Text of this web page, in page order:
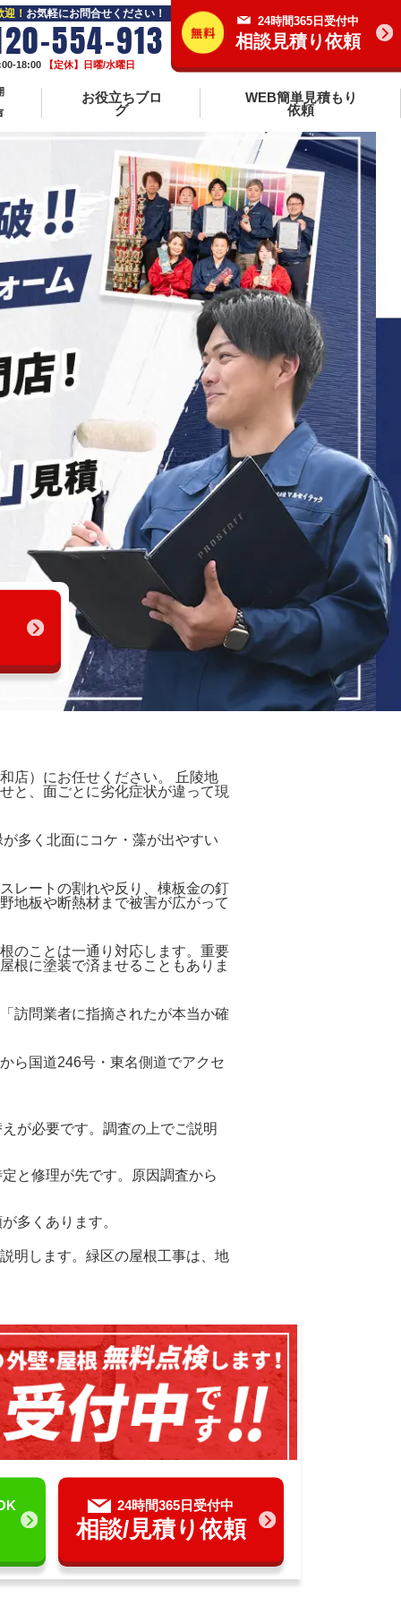
！ お気軽にお問合せください！
554-913
18:00 【定休】日曜/水曜日
24時間365日受付中
相談見積り依頼
お役立ちブロ
グ
WEB簡単見積もり
依頼
店）にお任せください。 丘陵地
と、面ごとに劣化症状が違って現
多く北面にコケ・藻が出やすい
レートの割れや反り、棟板金の釘
地板や断熱材まで被害が広がって
のことは一通り対応します。重要
根に塗装で済ませることもありま
訪問業者に指摘されたが本当か確
ら国道246号・東名側道でアクセ
が必要です。調査の上でご説明
と修理が先です。原因調査から
多くあります。
明します。緑区の屋根工事は、地
24時間365日受付中
相談/見積り依頼